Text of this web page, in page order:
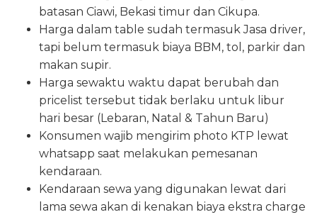
batasan Ciawi, Bekasi timur dan Cikupa.
Harga dalam table sudah termasuk Jasa driver,
tapi belum termasuk biaya BBM, tol, parkir dan
makan supir.
Harga sewaktu waktu dapat berubah dan
pricelist tersebut tidak berlaku untuk libur
hari besar (Lebaran, Natal & Tahun Baru)
Konsumen wajib mengirim photo KTP lewat
whatsapp saat melakukan pemesanan
kendaraan.
Kendaraan sewa yang digunakan lewat dari
lama sewa akan di kenakan biaya ekstra charge